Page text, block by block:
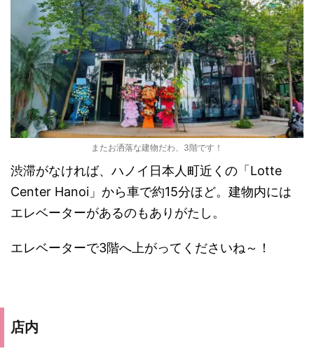
またお洒落な建物だわ、3階です！
渋滞がなければ、ハノイ日本人町近くの「Lotte
Center Hanoi」から車で約15分ほど。建物内には
エレベーターがあるのもありがたし。
エレベーターで3階へ上がってくださいね～！
店内